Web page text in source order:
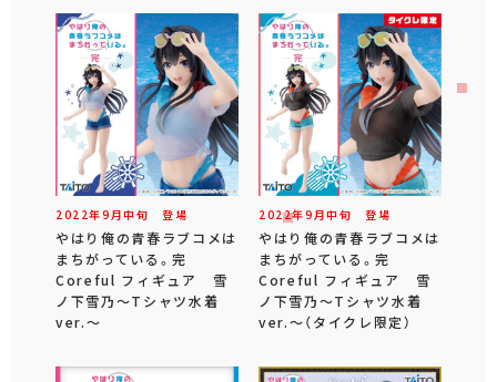
2022年9 月中旬 登場
やはり俺の青春ラブコメは
まちがっている。完
Coreful フィギュア 雪
ノ下雪乃～Tシャツ水着
ver.～
2022年9 月中旬 登場
やはり俺の青春ラブコメは
まちがっている。完
Coreful フィギュア 雪
ノ下雪乃～Tシャツ水着
ver.～（タイクレ限定）